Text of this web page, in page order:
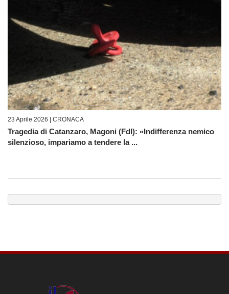
23 Aprile 2026 | CRONACA
Tragedia di Catanzaro, Magoni (FdI): «Indifferenza nemico
silenzioso, impariamo a tendere la ...